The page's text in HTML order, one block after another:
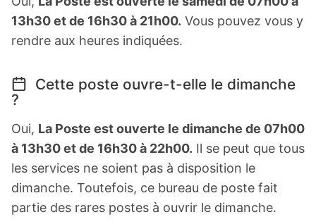
13h30 et de 16h30 à 21h00. Vous pouvez vous y
rendre aux heures indiquées.
Cette poste ouvre-t-elle le dimanche
?
Oui, La Poste est ouverte le dimanche de 07h00
à 13h30 et de 16h30 à 22h00. Il se peut que tous
les services ne soient pas à disposition le
dimanche. Toutefois, ce bureau de poste fait
partie des rares postes à ouvrir le dimanche.